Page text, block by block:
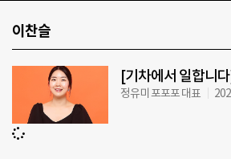
이찬슬
[기차에서 일합니
정유미 포포포 대표